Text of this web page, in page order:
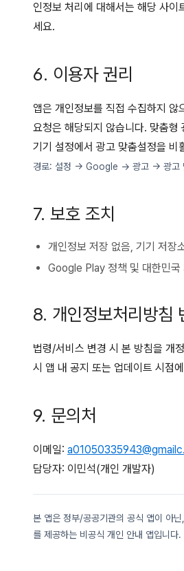
인정보 처리에 대해서는 해당 사이
세요.
6. 이용자 권리
앱은 개인정보를 직접 수집하지 않
요청은 해당되지 않습니다. 맞춤형
기기 설정에서 광고 맞춤설정을 비
경로: 설정 → Google → 광고 → 광고
7. 보호 조치
개인정보 저장 없음, 기기 저장
Google Play 정책 및 대한민국
8. 개인정보처리방침
법령/서비스 변경 시 본 방침을 개
시 앱 내 공지 또는 업데이트 시점
9. 문의처
이메일:
담당자: 이민석(개인 개발자)
본 앱은 정부/공공기관의 공식 앱이 아
를 제공하는 비공식 개인 안내 앱입니다.